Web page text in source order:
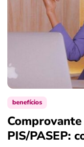
benefícios
PIS/PASEP: